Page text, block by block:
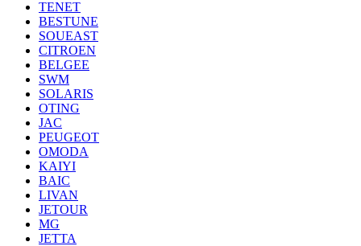
TENET
BESTUNE
SOUEAST
CITROEN
BELGEE
SWM
SOLARIS
OTING
JAC
PEUGEOT
OMODA
KAIYI
BAIC
LIVAN
JETOUR
MG
JETTA